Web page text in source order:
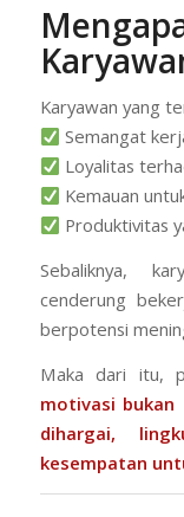
Karyawan yang
Semangat
Loyalitas
Kemauan
Produktivitas
Sebaliknya,
cenderung
berpotensi
Maka dari itu,
motivasi
dihargai,
kesempatan